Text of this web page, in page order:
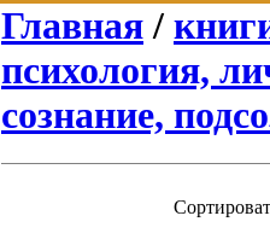
Главная /
психология,
сознание,